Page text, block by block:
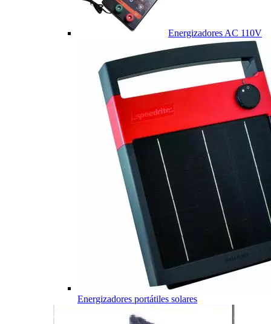
Energizadores AC 110V
Energizadores portátiles solares